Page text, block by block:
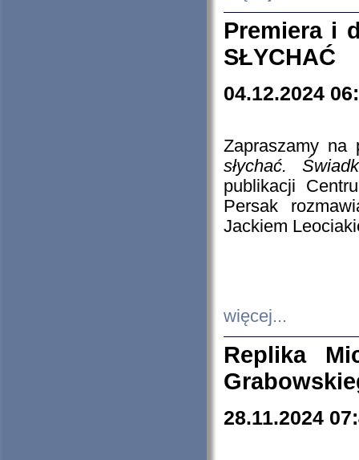
Premiera i
SŁYCHAĆ
04.12.2024
Zapraszamy
słychać.
publikacji
Persak
Jackiem
więcej...
Replika
28.11.2024